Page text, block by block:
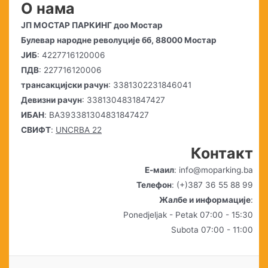
О нама
ЈП МОСТАР ПАРКИНГ доо Мостар
Булевар народне револуције бб, 88000 Мостар
ЈИБ: 4227716120006
ПДВ: 227716120006
трансакцијски рачун: 3381302231846041
Девизни рачун: 3381304831847427
ИБАН: BA393381304831847427
СВИФТ: UNCRBA 22
Контакт
Е-маил: info@moparking.ba
Телефон: (+)387 36 55 88 99
Жалбе и информације:
Ponedjeljak - Petak 07:00 - 15:30
Subota 07:00 - 11:00